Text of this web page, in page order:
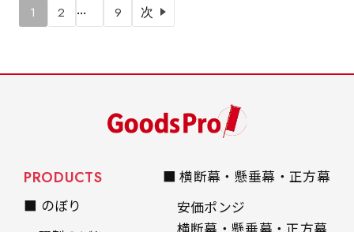
1 2 … 9 次
PRODUCTS
■ のぼり
■ 横断幕・懸垂幕・正方幕
安価ポンジ